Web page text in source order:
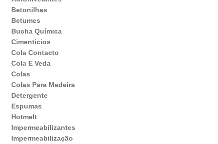
Betonilhas
Betumes
Bucha Química
Cimenticios
Cola Contacto
Cola E Veda
Colas
Colas Para Madeira
Detergente
Espumas
Hotmelt
Impermeabilizantes
Impermeabilização